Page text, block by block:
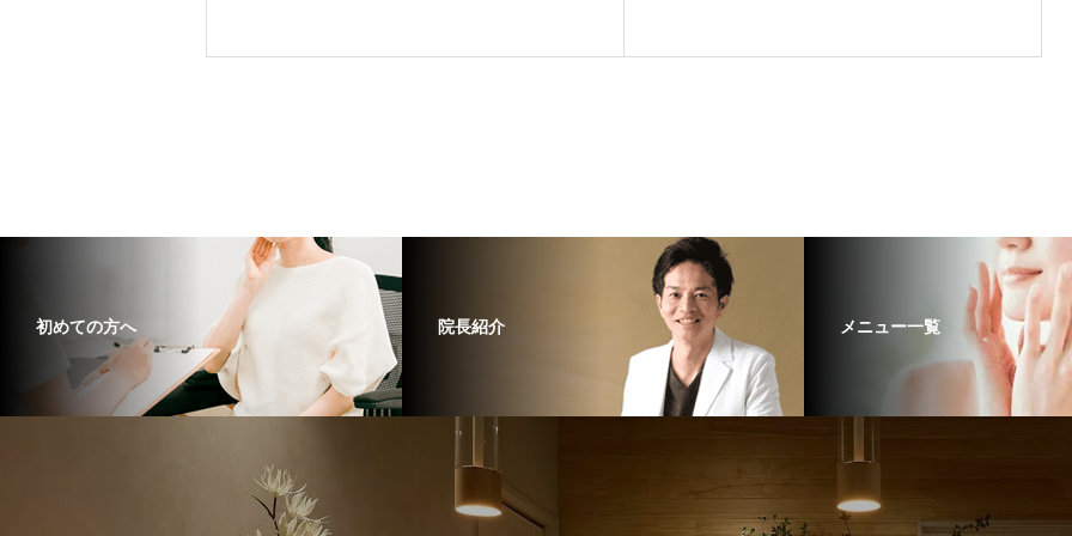
初めての方へ 院長紹介 メニュー一覧